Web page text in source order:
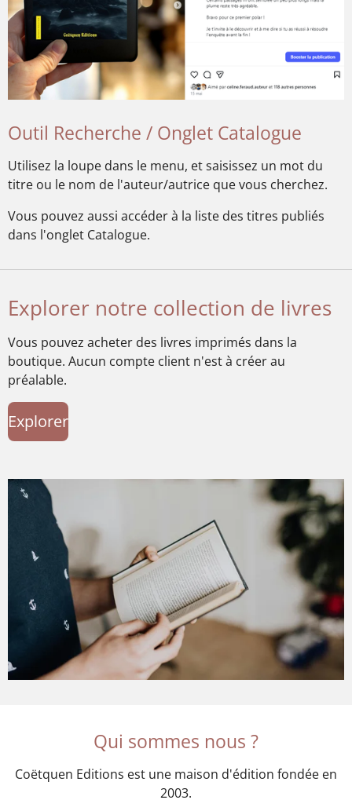
Outil Recherche / Onglet Catalogue
Utilisez la loupe dans le menu, et saisissez un mot du
titre ou le nom de l'auteur/autrice que vous cherchez.
Vous pouvez aussi accéder à la liste des titres publiés
dans l'onglet Catalogue.
Explorer notre collection de livres
Vous pouvez acheter des livres imprimés dans la
boutique. Aucun compte client n'est à créer au
préalable.
Explorer
Qui sommes nous ?
Coëtquen Editions est une maison d'édition fondée en
2003.